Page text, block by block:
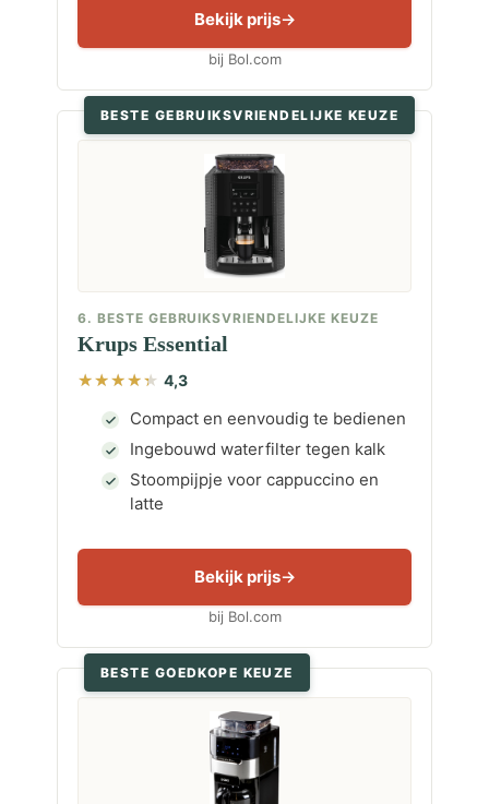
Bekijk prijs
bij Bol.com
BESTE GEBRUIKSVRIENDELIJKE KEUZE
6. BESTE GEBRUIKSVRIENDELIJKE KEUZE
Krups Essential
4,3
Compact en eenvoudig te bedienen
Ingebouwd waterfilter tegen kalk
Stoompijpje voor cappuccino en
latte
Bekijk prijs
bij Bol.com
BESTE GOEDKOPE KEUZE